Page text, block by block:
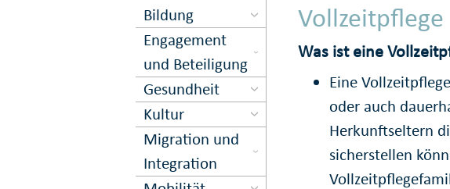
Bildung
Engagement
und Beteiligung
Gesundheit
Kultur
Migration und
Inte­gration
Vollzeitpflege
Was ist eine
Eine
oder auch
Herkunftseltern
sicherstellen